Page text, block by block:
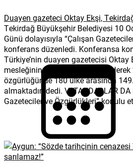
Duayen gazeteci Oktay Ekşi,
Tekirdağ Büyükşehir Belediyesi 10
Günü dolayısıyla “Çalışan
konferans düzenledi. Konferansa
Türkiye’nin duayen gazetecisi Oktay
mesleğinin zorluğundan bahsederek
özgürlüğünde 180 ülke arasında
almaktadır.”dedi. VATANDAŞLAR DA
Gazeteciler ve Özgürlükleri” konulu